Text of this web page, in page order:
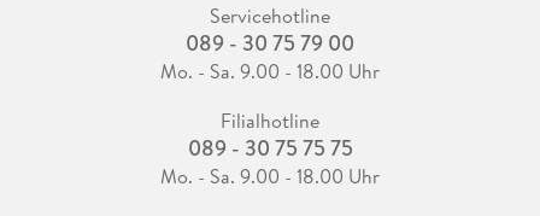
Servicehotline
089 - 30 75 79 00
Mo. - Sa. 9.00 - 18.00 Uhr
Filialhotline
089 - 30 75 75 75
Mo. - Sa. 9.00 - 18.00 Uhr